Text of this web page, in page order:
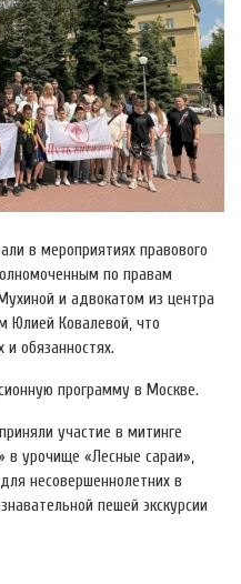
в мероприятиях правового
по правам
и адвокатом из центра
Юлией Ковалевой, что
и обязанностях.
программу в Москве.
участие в митинге
в урочище «Лесные сараи»,
несовершеннолетних в
пешей экскурсии